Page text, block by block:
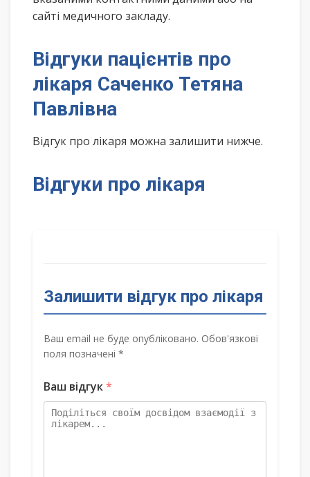
сайті медичного закладу.
Відгуки пацієнтів про
лікаря Саченко Тетяна
Павлівна
Відгук про лікаря можна залишити нижче.
Відгуки про лікаря
Залишити відгук про лікаря
Ваш email не буде опубліковано. Обов'язкові
поля позначені *
Ваш відгук*